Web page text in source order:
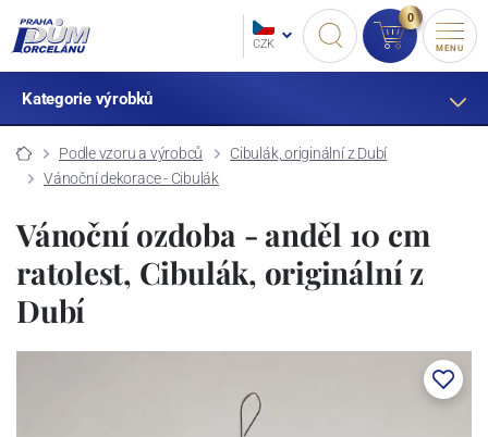
CZK
0
MENU
Kategorie výrobků
Podle vzoru a výrobců
Cibulák, originální z Dubí
Vánoční dekorace - Cibulák
Vánoční ozdoba - anděl 10 cm
ratolest, Cibulák, originální z
Dubí